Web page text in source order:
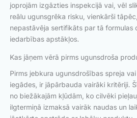
joprojām izgāzties inspekcijā vai, vēl
reālu ugunsgrēka risku, vienkārši
nepastāvēja sertifikāts par tā formulas
iedarbības apstākļos.
Kas jāņem vērā pirms ugunsdroša
Pirms jebkura ugunsdrošības spreja
iegādes, ir jāpārbauda vairāki kritēriji.
no biežākajām kļūdām, ko cilvēki
ilgtermiņā izmaksā vairāk naudas un